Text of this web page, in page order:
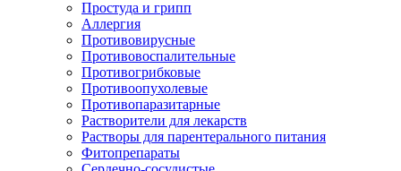
Простуда и грипп
Аллергия
Противовирусные
Противовоспалительные
Противогрибковые
Противоопухолевые
Противопаразитарные
Растворители для лекарств
Растворы для парентерального питания
Фитопрепараты